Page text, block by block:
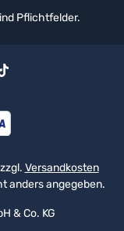
Pflichtfelder.
& Co. KG
Versandkosten
anders angegeben.